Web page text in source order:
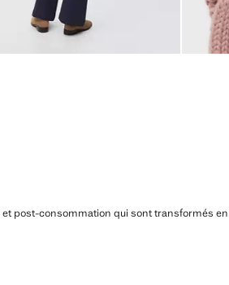
post-consommation qui sont transformés en